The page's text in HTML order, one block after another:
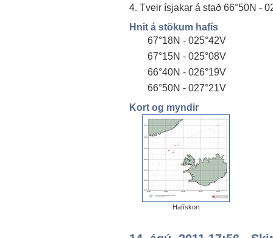
4. Tveir ísjakar á stað 66°50N -
Hnit á stökum hafís
67°18N - 025°42V
67°15N - 025°08V
66°40N - 026°19V
66°50N - 027°21V
Kort og myndir
Hafískort